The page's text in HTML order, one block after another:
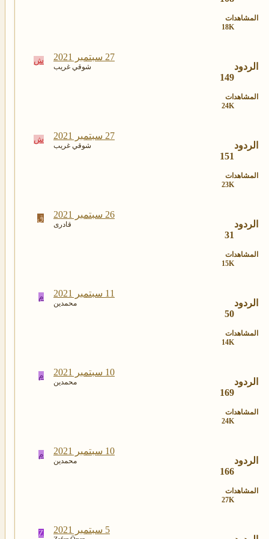
المشاهدات
18K
الردود
149
المشاهدات
24K
27 سبتمبر 2021
شوقي غريب
ش
الردود
151
المشاهدات
23K
27 سبتمبر 2021
شوقي غريب
ش
الردود
31
المشاهدات
15K
26 سبتمبر 2021
قادرى
ق
الردود
50
المشاهدات
14K
11 سبتمبر 2021
محمدين
م
الردود
169
المشاهدات
24K
10 سبتمبر 2021
محمدين
م
الردود
166
المشاهدات
27K
10 سبتمبر 2021
محمدين
م
5 سبتمبر 2021 Z